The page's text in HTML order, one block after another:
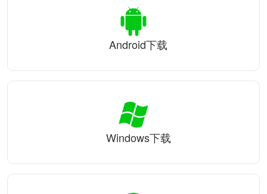
Android下载
Windows下载